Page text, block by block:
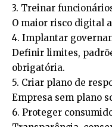
3. Treinar
O maior risco digital
4. Implantar
Definir limites,
obrigatória.
5. Criar plano de
Empresa sem plano
6. Proteger